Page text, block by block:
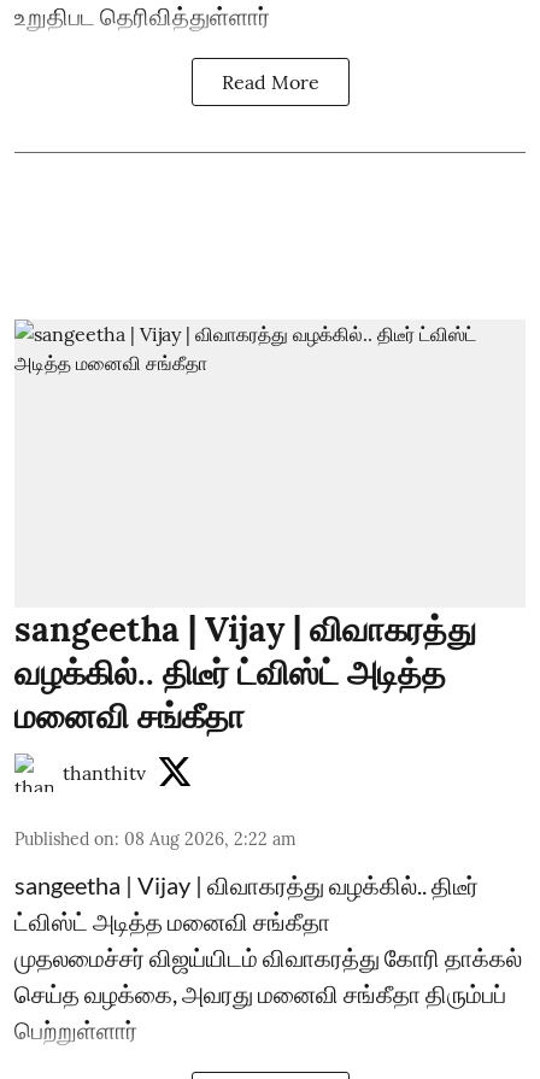
உறுதிபட தெரிவித்துள்ளார்
Read More
sangeetha | Vijay | விவாகரத்து
வழக்கில்.. திடீர் ட்விஸ்ட் அடித்த
மனைவி சங்கீதா
thanthitv
Published on: 08 Aug 2026, 2:22 am
sangeetha | Vijay | விவாகரத்து வழக்கில்.. திடீர்
ட்விஸ்ட் அடித்த மனைவி சங்கீதா
முதலமைச்சர் விஜய்யிடம் விவாகரத்து கோரி தாக்கல்
செய்த வழக்கை, அவரது மனைவி சங்கீதா திரும்பப்
பெற்றுள்ளார்